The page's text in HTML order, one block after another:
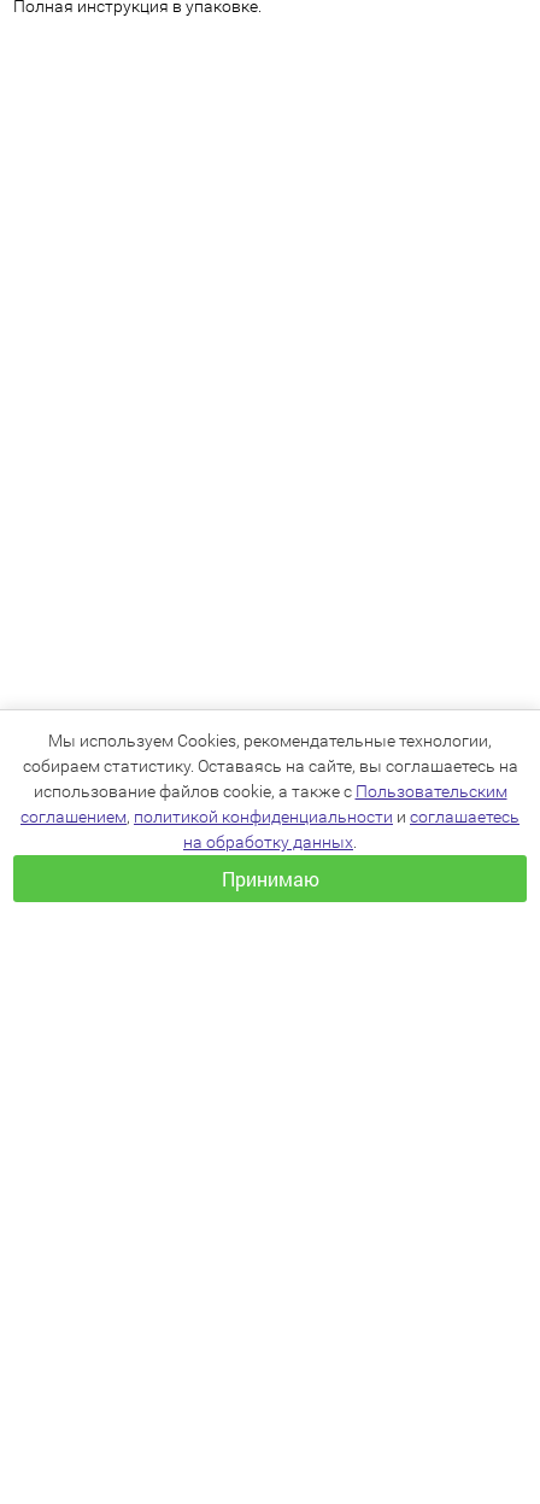
Полная инструкция в упаковке.
Мы используем Cookies, рекомендательные технологии,
собираем статистику. Оставаясь на сайте, вы соглашаетесь на
использование файлов cookie, а также с Пользовательским
соглашением, политикой конфиденциальности и соглашаетесь
на обработку данных
Принимаю